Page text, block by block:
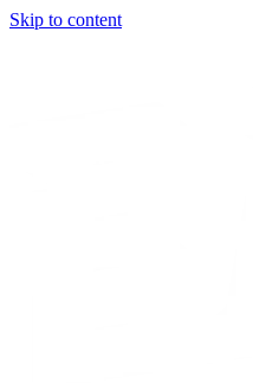
Skip to content